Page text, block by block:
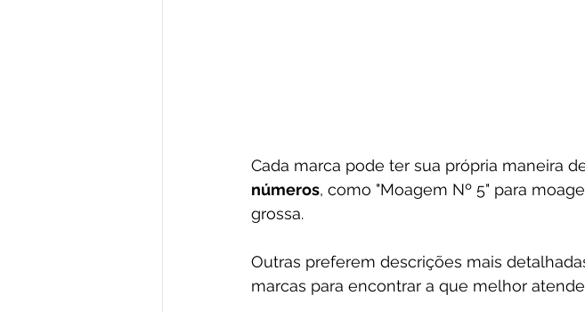
Cada marca pode ter sua própria maneira
números, como "Moagem Nº 5" para
grossa.
Outras preferem descrições mais
marcas para encontrar a que melhor